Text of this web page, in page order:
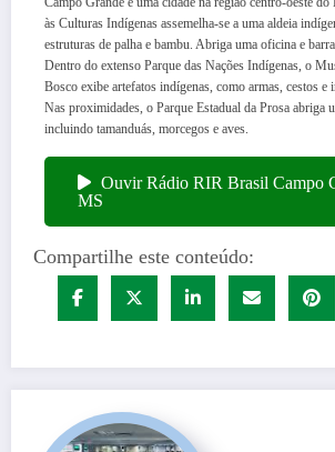
às Culturas Indígenas assemelha-se a uma aldeia
estruturas de palha e bambu. Abriga uma oficina e
Dentro do extenso Parque das Nações Indígenas, o
Bosco exibe artefatos indígenas, como armas, cestos e
Nas proximidades, o Parque Estadual da Prosa abriga
incluindo tamanduás, morcegos e aves.
Ouvir Rádio RIR Brasil Campo
MS
Compartilhe este conteúdo: